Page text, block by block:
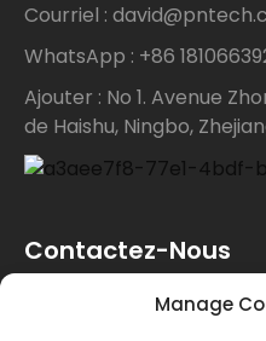
Courriel :
WhatsApp : +86
Ajouter : No 1. Avenue
de Haishu, Ningbo,
Contactez-Nous
Manage